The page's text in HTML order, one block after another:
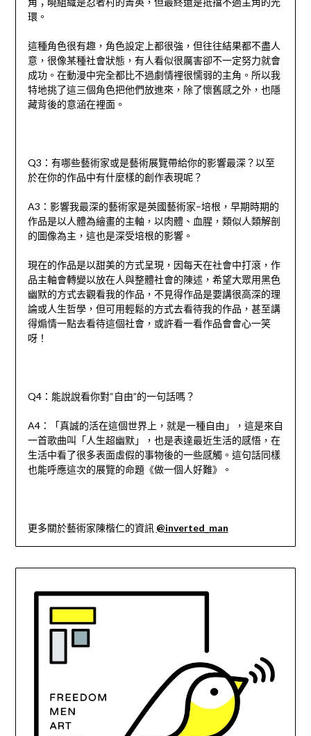
環。
這種角色很有趣，角色設定上都很強，但往往結果都不盡人
意，很像某種社會狀態，有人看似很厲害卻不一定努力就會
成功。在動漫中完全都比不過劇情裡很懦弱的主角。所以我
特地挑了這三個角色把他們放進來，除了懷舊感之外，也隱
藏背後的意涵在裡面。
Q3 ：有哪些藝術家或是藝術展覽帶給你的影響最深？以⾄
於在你的作品中有什麼樣的創作表現呢？
A3 ：影響我最深的藝術家是英國藝術家–培根，早期時期的
作品是以人體為繪畫的主軸，以肉體、血腥，類似人類解剖
的圖像為主，這也是深受培根的影響。
現在的作品是以甜美的方式呈現，因每天在社會中打滾，作
品主軸會轉變以放在人與整體社會的陳述，希望大眾用黑色
幽默的方式去觀看我的作品，不見得作品是要講很高深的理
論或人生哲學，但可用輕鬆的方式去看待我的作品，甚至講
得煽情一點去看待這個社會，或許看一看作品會會心一笑
呀！
Q4：能說說看你對“自由”的一句話嗎？
A4：「真誠的活在這個世界上，就是一種自由」，這是來自
一首歌曲叫「人生超幽默」，也是表達最近生活的感悟，在
生活中看了很多表面虛假的事物後的一些感觸。這句話同樣
也能呼應這次的展覽的命題《做一個人好難》。
更多關於藝術家陳楷仁的資訊 @inverted_man